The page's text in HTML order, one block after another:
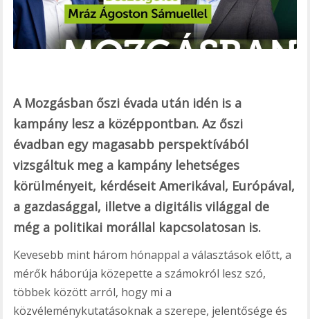
A Mozgásban őszi évada után idén is a
kampány lesz a középpontban. Az őszi
évadban egy magasabb perspektívából
vizsgáltuk meg a kampány lehetséges
körülményeit, kérdéseit Amerikával, Európával,
a gazdasággal, illetve a digitális világgal de
még a politikai morállal kapcsolatosan is.
Kevesebb mint három hónappal a választások előtt, a
mérők háborúja közepette a számokról lesz szó,
többek között arról, hogy mi a
közvéleménykutatásoknak a szerepe, jelentősége és